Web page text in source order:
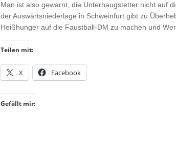
Man ist also gewarnt, die Unterhaugstetter nicht auf
der Auswärtsniederlage in Schweinfurt gibt zu
Heißhunger auf die Faustball-DM zu machen und
Teilen mit:
X Facebook
Gefällt mir: